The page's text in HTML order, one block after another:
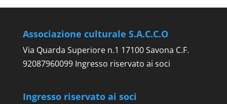
Associazione culturale S.A.C.C.O
Via Quarda Superiore n.1 17100 Savona C.F.
92087960099 Ingresso riservato ai soci
Ingresso riservato ai soci